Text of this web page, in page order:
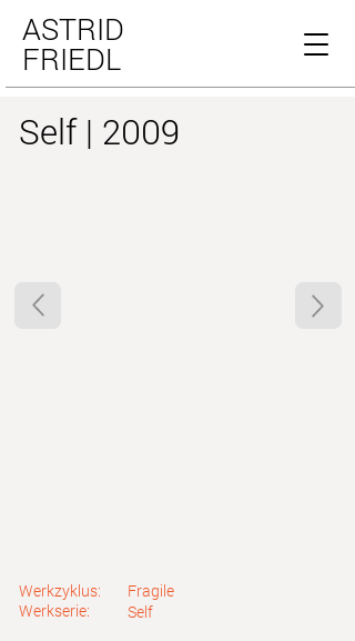
ASTRID
FRIEDL
Self | 2009
Werkzyklus:
Werkserie:
Fragile
Self